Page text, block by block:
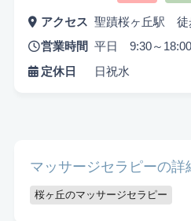
悩み検索
アクセス 聖蹟桜ヶ丘駅 徒
営業時間
平日 9:30～
定休日
日祝水
マッサージセラピーの詳
桜ヶ丘のマッサージセラピー